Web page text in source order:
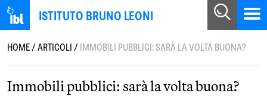
ISTITUTO BRUNO LEONI
HOME/ARTICOLI/IMMOBILI PUBBLICI: SARÀ LA VOLTA BUONA?
Immobili pubblici: sarà la volta buona?